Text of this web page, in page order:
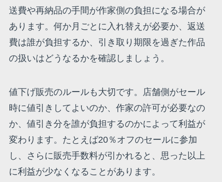
送費や再納品の手間が作家側の負担になる場合が
あります。何か月ごとに入れ替えが必要か、返送
費は誰が負担するか、引き取り期限を過ぎた作品
の扱いはどうなるかを確認しましょう。
値下げ販売のルールも大切です。店舗側がセール
時に値引きしてよいのか、作家の許可が必要なの
か、値引き分を誰が負担するのかによって利益が
変わります。たとえば20％オフのセールに参加
し、さらに販売手数料が引かれると、思った以上
に利益が少なくなることがあります。